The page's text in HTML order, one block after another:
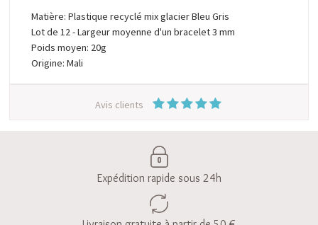
Matière: Plastique recyclé mix glacier Bleu Gris
Lot de 12 - Largeur moyenne d'un bracelet 3 mm
Poids moyen: 20g
Origine: Mali
Avis clients
Expédition rapide sous 24h